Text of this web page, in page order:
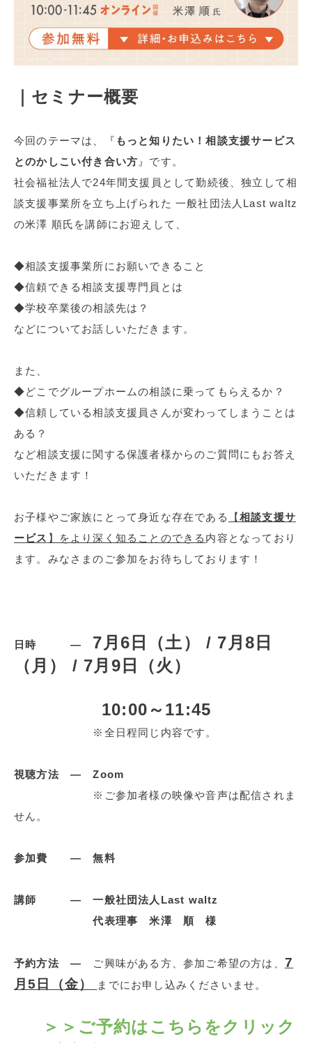
｜セミナー概要
今回のテーマは、『 もっと知りたい！相談支援サービス
とのかしこい付き合い方 』です。
社会福祉法人で24年間支援員として勤続後、独立して相
談支援事業所を立ち上げられた 一般社団法人Last waltz
の米澤 順氏を講師にお迎えして、
◆相談支援事業所にお願いできること
◆信頼できる相談支援専門員とは
◆学校卒業後の相談先は？
などについてお話しいただきます。
また、
◆どこでグループホームの相談に乗ってもらえるか？
◆信頼している相談支援員さんが変わってしまうことは
ある？
など相談支援に関する保護者様からのご質問にもお答え
いただきます！
お子様やご家族にとって身近な存在である 【相談支援サ
ービス 】をより深く知ることのできる 内容となっており
ます。みなさまのご参加をお待ちしております！
日時 ― 7月6日（土） / 7 月8日
（月） / 7月9日（火）
10:00～11:45
※全日程同じ内容です。
視聴方法 ― Zoom
※ご参加者様の映像や音声は配信されま
せん。
参加費 ― 無料
講師 ― 一般社団法人Last waltz
代表理事 米澤 順 様
予約方法 ― ご興味がある方、参加ご希望の方は、 7
月5日（金）
までにお申し込みくださいませ。
＞＞ご予約はこちらをクリック